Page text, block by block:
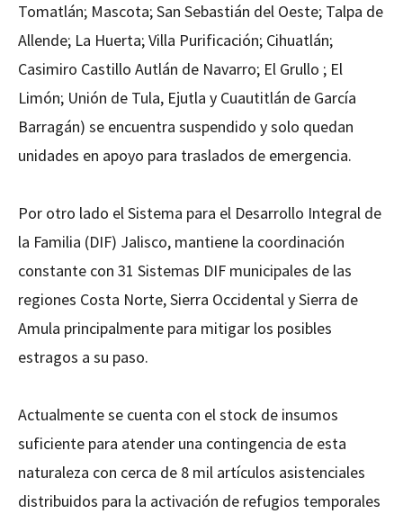
Tomatlán; Mascota; San Sebastián del Oeste; Talpa de
Allende; La Huerta; Villa Purificación; Cihuatlán;
Casimiro Castillo Autlán de Navarro; El Grullo ; El
Limón; Unión de Tula, Ejutla y Cuautitlán de García
Barragán) se encuentra suspendido y solo quedan
unidades en apoyo para traslados de emergencia.
Por otro lado el Sistema para el Desarrollo Integral de
la Familia (DIF) Jalisco, mantiene la coordinación
constante con 31 Sistemas DIF municipales de las
regiones Costa Norte, Sierra Occidental y Sierra de
Amula principalmente para mitigar los posibles
estragos a su paso.
Actualmente se cuenta con el stock de insumos
suficiente para atender una contingencia de esta
naturaleza con cerca de 8 mil artículos asistenciales
distribuidos para la activación de refugios temporales